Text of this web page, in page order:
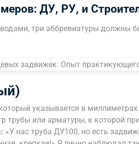
ДУ, РУ, и
три аббревиатуры должны
указывается в
трубы или арматуры, к которой
«У нас труба ДУ100, но есть